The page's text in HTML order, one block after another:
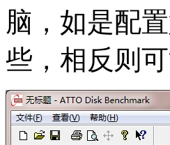
脑，如是配
些，相反则可